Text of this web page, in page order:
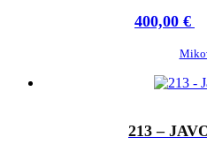
400,00 €
213 –